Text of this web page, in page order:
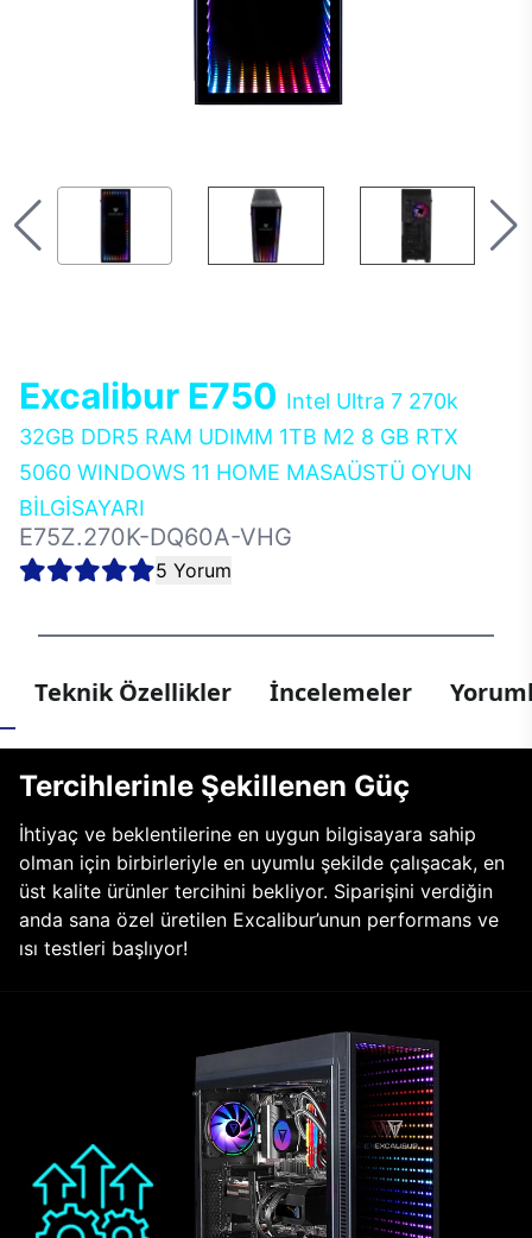
Excalibur E750 Intel Ultra 7 270k
32GB DDR5 RAM UDIMM 1TB M2 8 GB RTX
5060 WINDOWS 11 HOME MASAÜSTÜ OYUN
BİLGİSAYARI
E75Z.270K-DQ60A-VHG
5 Yorum
Teknik Özellikler İncelemeler
Tercihlerinle Şekillenen Güç
İhtiyaç ve beklentilerine en uygun bilgisayara sahip
olman için birbirleriyle en uyumlu şekilde çalışacak, en
üst kalite ürünler tercihini bekliyor. Siparişini verdiğin
anda sana özel üretilen Excalibur’unun performans ve
ısı testleri başlıyor!